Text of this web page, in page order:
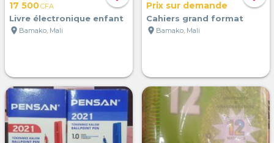
17 500CFA
Livre électronique enfant
location_on Bamako, Mali
Prix sur demande
Cahiers grand format
location_on Bamako, Mali